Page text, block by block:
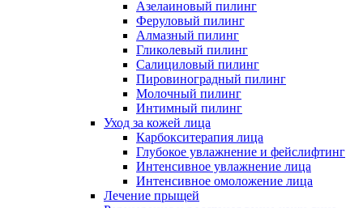
Азелаиновый пилинг
Феруловый пилинг
Алмазный пилинг
Гликолевый пилинг
Салициловый пилинг
Пировиноградный пилинг
Молочный пилинг
Интимный пилинг
Уход за кожей лица
Карбокситерапия лица
Глубокое увлажнение и фейслифтинг
Интенсивное увлажнение лица
Интенсивное омоложение лица
Лечение прыщей